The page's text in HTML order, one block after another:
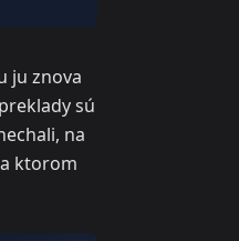
ju znova
sú
na
ktorom